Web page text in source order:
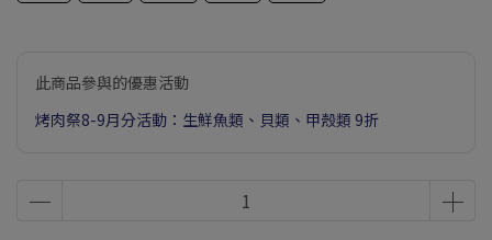
此商品參與的優惠活動
烤肉祭8-9月分活動：生鮮魚類、貝類、甲殼類 9折